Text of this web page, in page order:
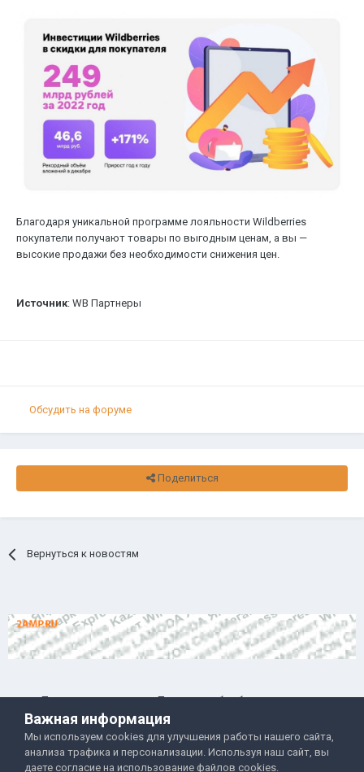
Благодаря уникальной программе лояльности Wildberries
покупатели получают товары по выгодным ценам, а вы —
высокие продажи без необходимости снижения цен.
Источник: WB Партнеры
Обсудить на форуме
Поделиться
Вернуться к новостям
Правила и условия
Политика обработки данных
Помощь
Обратная связь
Двамп 2022-2025
Важная информация
Мы используем cookies для улучшения работы нашего сайта,
анализа трафика и персонализации. Используя наш сайт, вы
даете согласие на использование файлов cookies.